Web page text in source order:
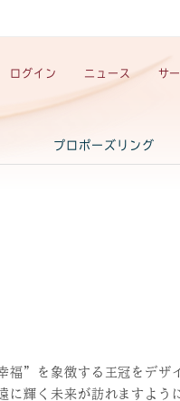
ログイン ニュース サ
プロポーズリング
福”を象徴する王冠をデザ
に輝く未来が訪れますよう